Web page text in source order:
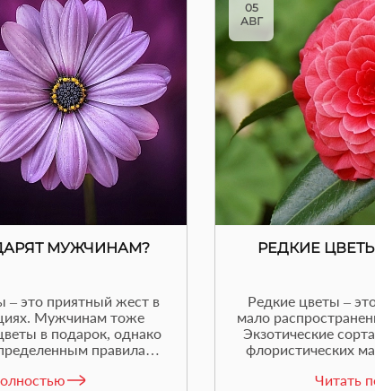
МУЖЧИНАМ?
это приятный жест в
Мужчинам тоже
в подарок, однако
правилам,
РЕДКИЕ
Редкие цветы –
мало
Экзотические
флористических
Читать
05
АВГ